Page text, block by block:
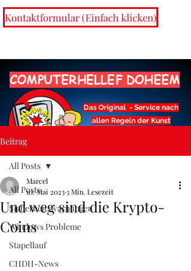
Kontaktformular (Einfach klicken)
COMPUTERHELLEF DOHEEM
Das Original - Service nach
allen Regeln der Kunst
Geschenkkarte
Beitrag
All Posts
Sicherheitswarnungen
Windows Probleme
Stapellauf
CHDH-News
All Posts
Und weg sind die Krypto-
Coins
Marcel
10. Mai 20233 Min. Lesezeit